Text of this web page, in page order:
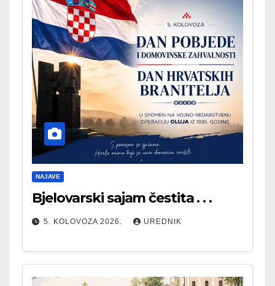
NAJAVE
Bjelovarski sajam čestita . . .
5. KOLOVOZA 2026. UREDNIK